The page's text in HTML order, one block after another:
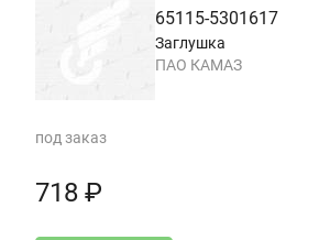
65115-5301617
Заглушка
ПАО КАМАЗ
под заказ
718 ₽